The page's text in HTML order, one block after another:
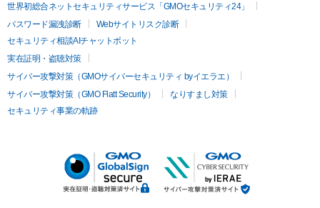
世界初総合ネットセキュリティサービス「GMOセキュリティ24」
パスワード漏洩診断
Webサイトリスク診断
セキュリティ相談AIチャットボット
実在証明・盗聴対策
サイバー攻撃対策（GMOサイバーセキュリティ byイエラエ）
サイバー攻撃対策（GMO Flatt Security）
なりすまし対策
セキュリティ事業の軌跡